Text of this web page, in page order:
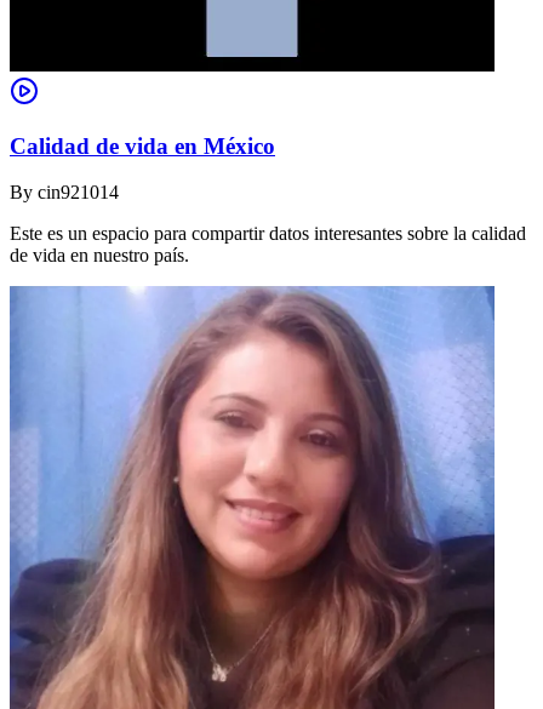
Calidad de vida en México
By cin921014
Este es un espacio para compartir datos interesantes sobre la calidad
de vida en nuestro país.